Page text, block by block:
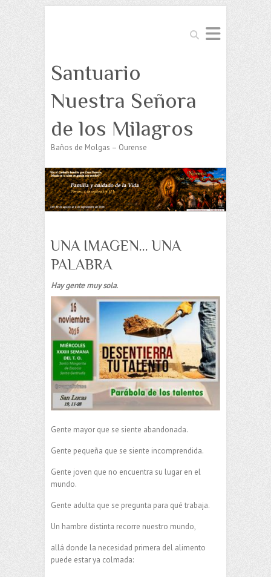
Buscar
Santuario
Nuestra Señora
de los Milagros
Baños de Molgas – Ourense
UNA IMAGEN… UNA
PALABRA
Hay gente muy sola.
Gente mayor que se siente abandonada.
Gente pequeña que se siente incomprendida.
Gente joven que no encuentra su lugar en el
mundo.
Gente adulta que se pregunta para qué trabaja.
Un hambre distinta recorre nuestro mundo,
allá donde la necesidad primera del alimento
puede estar ya colmada: